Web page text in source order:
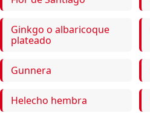
Ginkgo o albaricoque
plateado
Gunnera
Helecho hembra